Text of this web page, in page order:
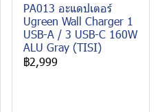
PA013 อะแดปเตอร์
Ugreen Wall Charger 1
USB-A / 3 USB-C 160W
ALU Gray (TISI)
฿2,999